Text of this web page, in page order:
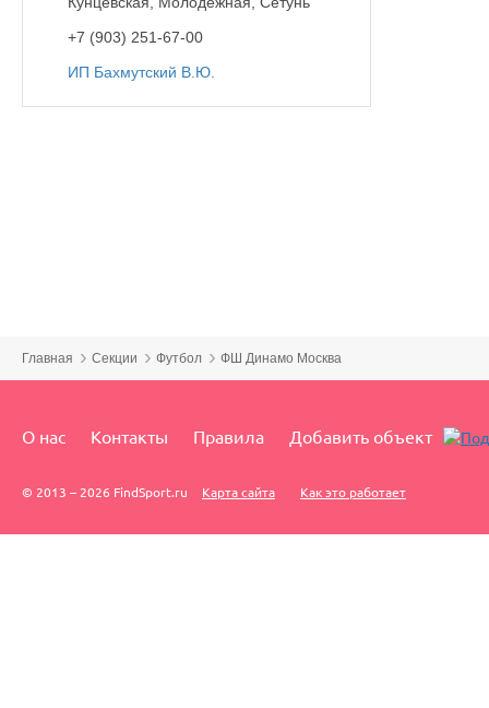
+7 (903) 251-67-00
ИП Бахмутский В.Ю.
Главная Секции Футбол ФШ Динамо Москва
О нас Контакты Правила Добавить объект
© 2013 – 2026 FindSport.ru Карта сайта Как это работает